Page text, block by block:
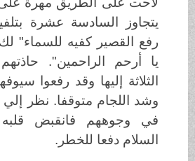
يتجاوز السادسة عشرة
رفع القصير كفيه للسماء" لك
يا أرحم الراحمين". حاذتهم
الثلاثة إليها وقد رفعوا
وشد اللجام متوقفا. نظر إلي
في وجوههم فانقبض قلبه
السلام دفعا للخطر.